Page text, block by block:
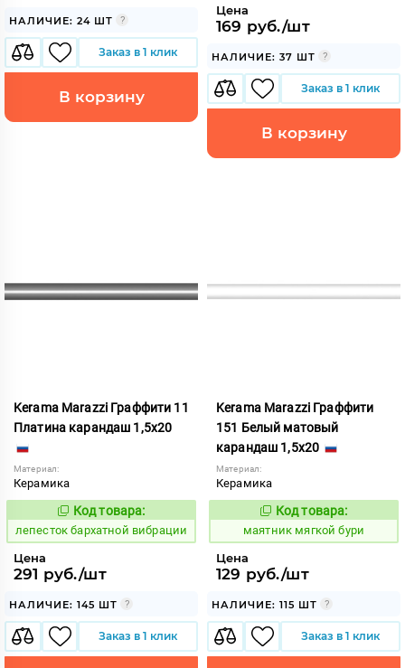
НАЛИЧИЕ: 24 ШТ
Заказ в 1 клик
В корзину
Цена
169 руб./шт
НАЛИЧИЕ: 37 ШТ
Заказ в 1 клик
В корзину
Kerama Marazzi Граффити 11
Платина карандаш 1,5x20
Материал:
Керамика
859760
Код товара:
лепесток бархатной вибрации
Цена
291 руб./шт
НАЛИЧИЕ: 145 ШТ
Заказ в 1 клик
Kerama Marazzi Граффити
151 Белый матовый
карандаш 1,5x20
Материал:
Керамика
929505
Код товара:
маятник мягкой бури
Цена
129 руб./шт
НАЛИЧИЕ: 115 ШТ
Заказ в 1 клик